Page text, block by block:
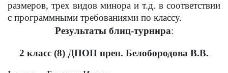
размеров, трех видов минора и т.д. в соответствии
с программными требованиями по классу.
Результаты блиц-турнира:
2 класс (8) ДПОП преп. Белобородова В.В.